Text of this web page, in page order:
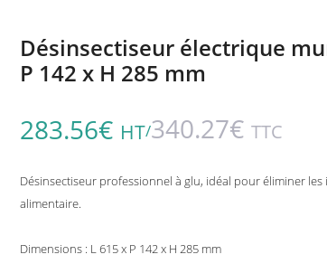
Désinsectiseur électrique
P 142 x H 285 mm
283.56€ HT/340.27€ TTC
Désinsectiseur professionnel à glu, idéal pour éliminer
alimentaire.
Dimensions : L 615 x P 142 x H 285 mm